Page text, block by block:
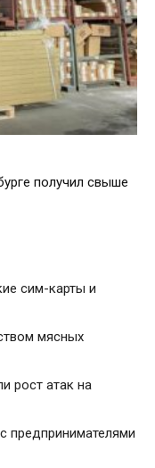
получил свыше
сим-карты и
мясных
рост атак на
предпринимателями